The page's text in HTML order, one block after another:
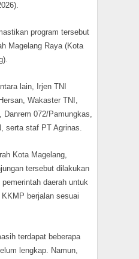
program tersebut
Magelang Raya (Kota
lain, Irjen TNI
Wakaster TNI,
Danrem 072/Pamungkas,
serta staf PT Agrinas.
Kota Magelang,
tersebut dilakukan
daerah untuk
berjalan sesuai
terdapat beberapa
lengkap. Namun,